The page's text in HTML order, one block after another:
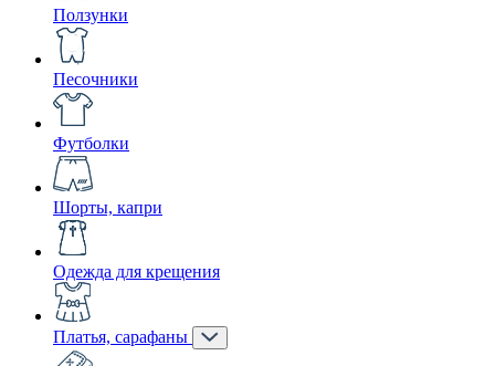
Ползунки
Песочники
Футболки
Шорты, капри
Одежда для крещения
Платья, сарафаны